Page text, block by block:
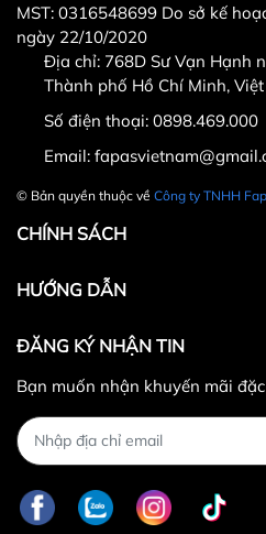
Hotline CSKH: 090 376
Fanpage:
MST: 0316548699 Do sở kế
ngày 22/10/2020
Địa chỉ: 768D Sư Vạn Hạnh
Thành phố Hồ Chí Minh,
Số điện thoại: 0898.469.000
Email:
© Bản quyền thuộc về Công ty TNHH
CHÍNH SÁCH
HƯỚNG DẪN
ĐĂNG KÝ NHẬN TIN
Bạn muốn nhận khuyến mãi